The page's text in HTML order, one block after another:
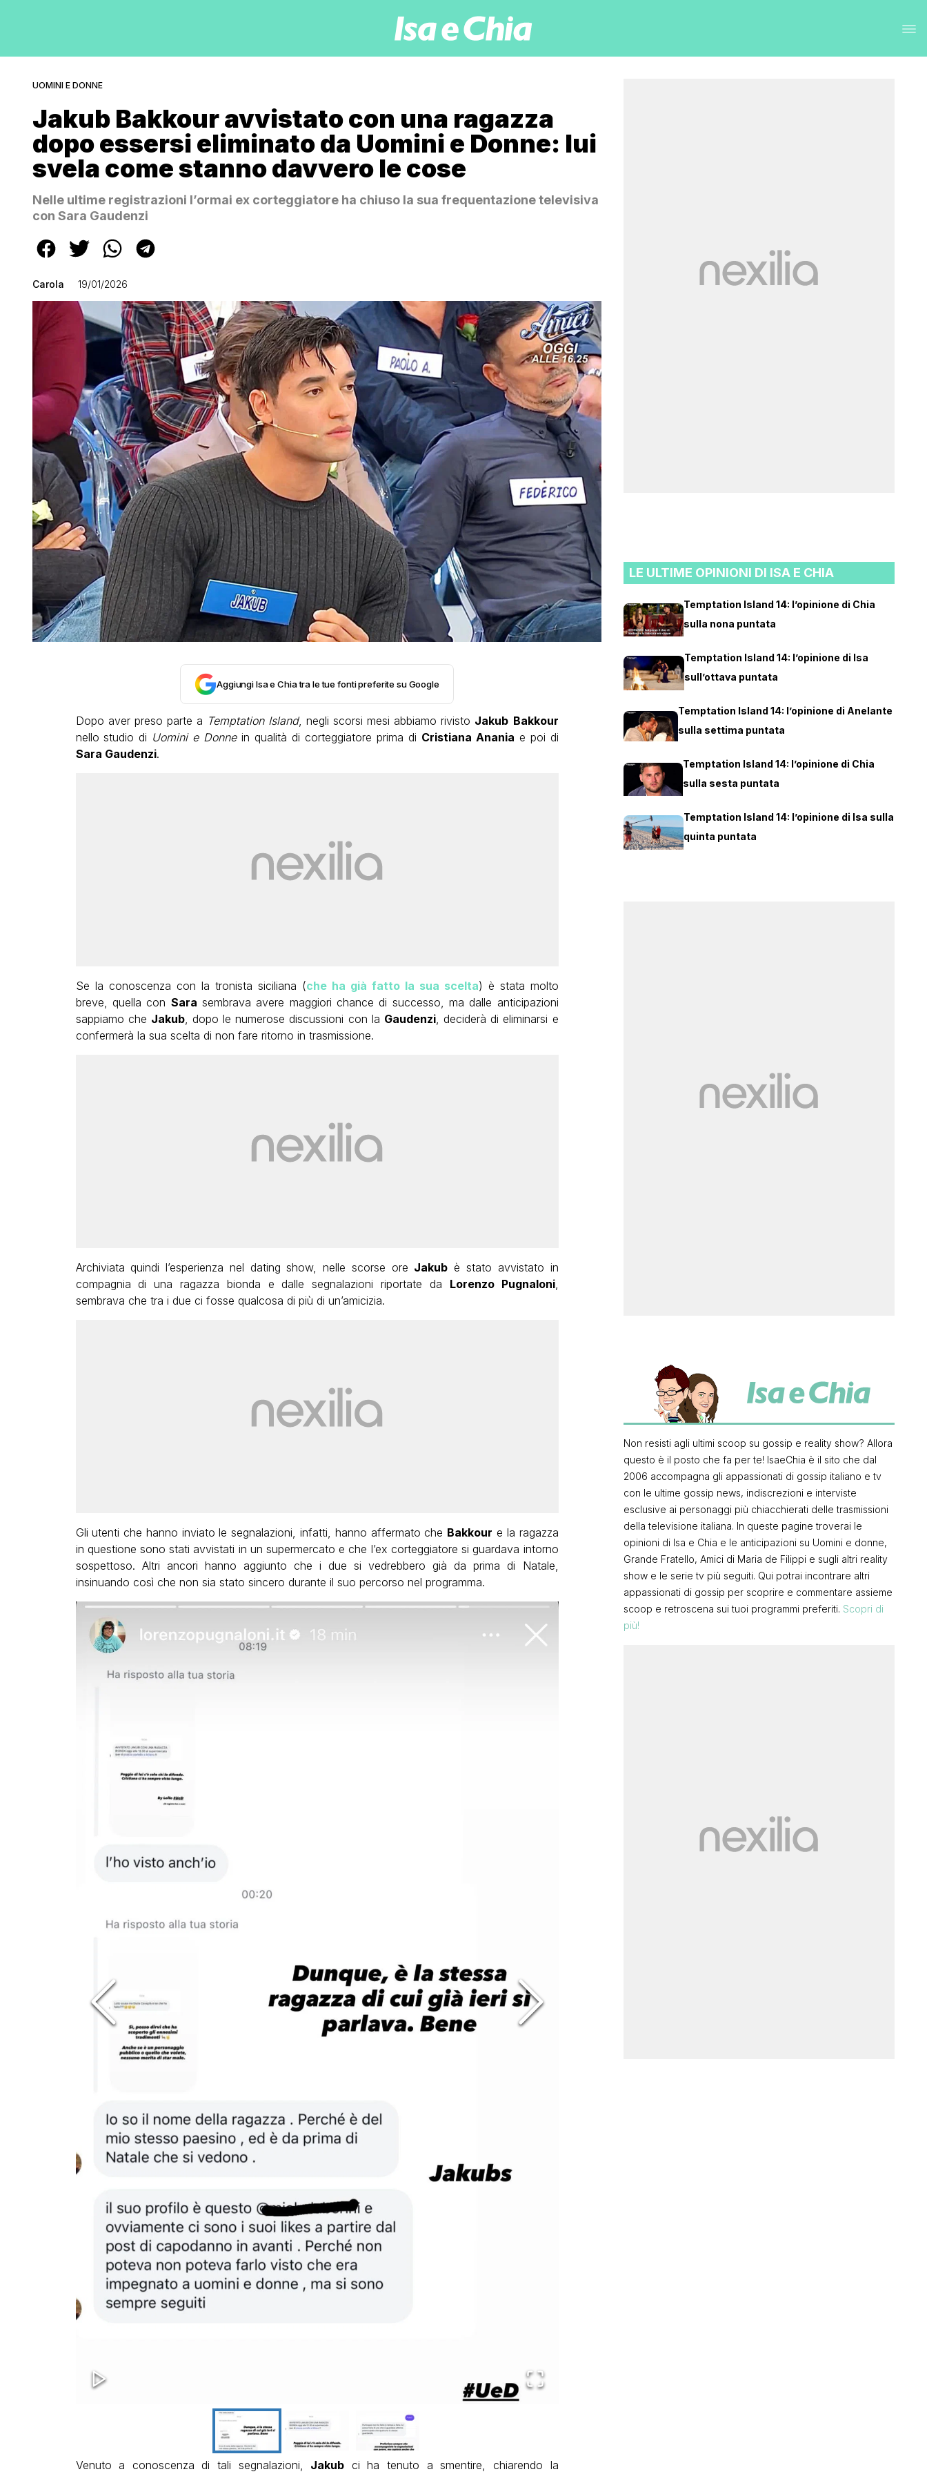
UOMINI E DONNE
Jakub Bakkour avvistato con una ragazza
dopo essersi eliminato da Uomini e Donne: lui
svela come stanno davvero le cose
Nelle ultime registrazioni l’ormai ex corteggiatore ha chiuso la sua frequentazione televisiva
con Sara Gaudenzi
Carola 19/01/2026
Aggiungi Isa e Chia tra le tue fonti preferite su Google
Dopo aver preso parte a Temptation Island, negli scorsi mesi abbiamo rivisto Jakub Bakkour
nello studio di Uomini e Donnein qualità di corteggiatore prima di Cristiana Anania e poi di
Sara Gaudenzi.
Se la conoscenza con la tronista siciliana (che ha già fatto la sua scelta) è stata molto
breve, quella con Sara sembrava avere maggiori chance di successo, ma dalle anticipazioni
sappiamo che Jakub, dopo le numerose discussioni con la Gaudenzi, deciderà di eliminarsi e
confermerà la sua scelta di non fare ritorno in trasmissione.
Archiviata quindi l’esperienza nel dating show, nelle scorse ore Jakub è stato avvistato in
compagnia di una ragazza bionda e dalle segnalazioni riportate da Lorenzo Pugnaloni,
sembrava che tra i due ci fosse qualcosa di più di un’amicizia.
Gli utenti che hanno inviato le segnalazioni, infatti, hanno affermato che Bakkour e la ragazza
in questione sono stati avvistati in un supermercato e che l’ex corteggiatore si guardava intorno
sospettoso. Altri ancori hanno aggiunto che i due si vedrebbero già da prima di Natale,
insinuando così che non sia stato sincero durante il suo percorso nel programma.
Venuto a conoscenza di tali segnalazioni, Jakub ci ha tenuto a smentire, chiarendo la
LE ULTIME OPINIONI DI ISA E CHIA
Temptation Island 14: l’opinione di Chia
sulla nona puntata
Temptation Island 14: l’opinione di Isa
sull’ottava puntata
Temptation Island 14: l’opinione di Anelante
sulla settima puntata
Temptation Island 14: l’opinione di Chia
sulla sesta puntata
Temptation Island 14: l’opinione di Isa sulla
quinta puntata
Non resisti agli ultimi scoop su gossip e reality show? Allora
questo è il posto che fa per te! IsaeChia è il sito che dal
2006 accompagna gli appassionati di gossip italiano e tv
con le ultime gossip news, indiscrezioni e interviste
esclusive ai personaggi più chiacchierati delle trasmissioni
della televisione italiana. In queste pagine troverai le
opinioni di Isa e Chia e le anticipazioni su Uomini e donne,
Grande Fratello, Amici di Maria de Filippi e sugli altri reality
show e le serie tv più seguiti. Qui potrai incontrare altri
appassionati di gossip per scoprire e commentare assieme
scoop e retroscena sui tuoi programmi preferiti. Scopri di
più!